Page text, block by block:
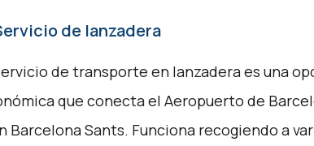
de lanzadera
de transporte en lanzadera es una
que conecta el Aeropuerto de
Barcelona Sants. Funciona recogiendo a